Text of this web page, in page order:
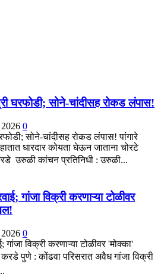
घरफोडी; सोने-चांदीसह रोकड लंपास!
0
सोने-चांदीसह रोकड लंपास! पांगारे
धारदार कोयता घेऊन जाताना चोरटे
उरुळी कांचन प्रतिनिधी : उरुळी...
गांजा विक्री करणाऱ्या टोळीवर
0
गांजा विक्री करणाऱ्या टोळीवर 'मोक्का'
पुणे : कोंढवा परिसरात अवैध गांजा विक्री